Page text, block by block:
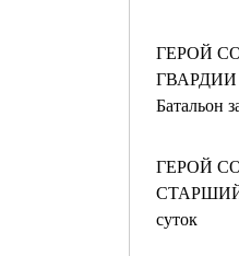
ГЕРОЙ
Батальон
ГЕРОЙ
суток